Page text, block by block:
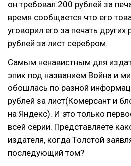
он требовал 200 рублей за
время сообщается что его
уговорил его за печать других
рублей за лист серебром.
Самым ненавистным для
эпик под названием Война и
обошлась по разной
рублей за лист(Комерсант и
на Яндекс). И это только
всей серии. Представляете
издателя, когда Толстой
последующий том?